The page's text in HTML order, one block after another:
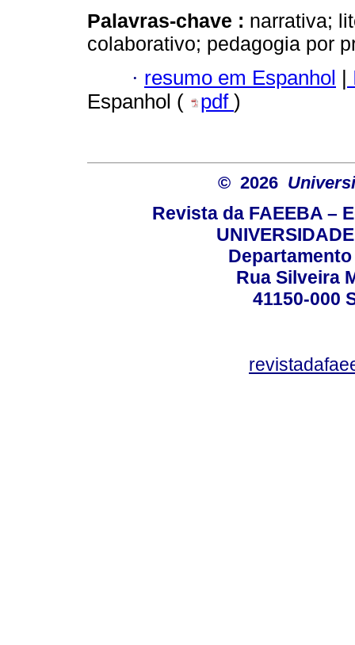
Palavras-chave : narrativa;
colaborativo; pedagogia por
· resumo em Espanhol |
Espanhol (
pdf )
© 2026
Revista da FAEEBA –
Rua Silveira
41150-000